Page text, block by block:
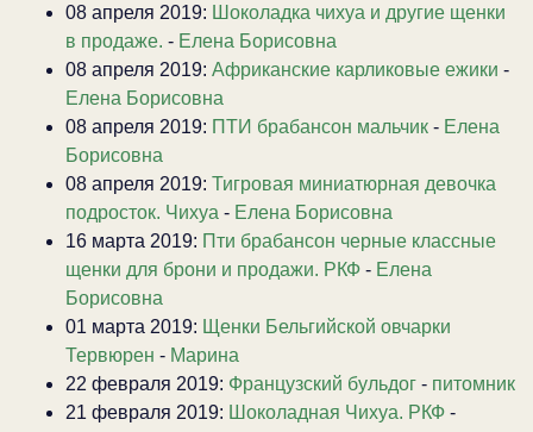
08 апреля 2019: Шоколадка чихуа и другие щенки
в продаже. - Елена Борисовна
08 апреля 2019: Африканские карликовые ежики -
Елена Борисовна
08 апреля 2019: ПТИ брабансон мальчик - Елена
Борисовна
08 апреля 2019: Тигровая миниатюрная девочка
подросток. Чихуа - Елена Борисовна
16 марта 2019: Пти брабансон черные классные
щенки для брони и продажи. РКФ - Елена
Борисовна
01 марта 2019: Щенки Бельгийской овчарки
Тервюрен - Марина
22 февраля 2019: Французский бульдог - питомник
21 февраля 2019: Шоколадная Чихуа. РКФ -